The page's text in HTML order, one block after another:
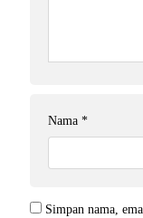
Nama *
Simpan nama,